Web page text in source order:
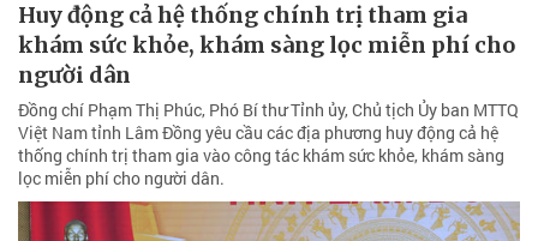
Huy động cả hệ thống chính trị tham gia
khám sức khỏe, khám sàng lọc miễn phí cho
người dân
Đồng chí Phạm Thị Phúc, Phó Bí thư Tỉnh ủy, Chủ tịch Ủy ban MTTQ
Việt Nam tỉnh Lâm Đồng yêu cầu các địa phương huy động cả hệ
thống chính trị tham gia vào công tác khám sức khỏe, khám sàng
lọc miễn phí cho người dân.